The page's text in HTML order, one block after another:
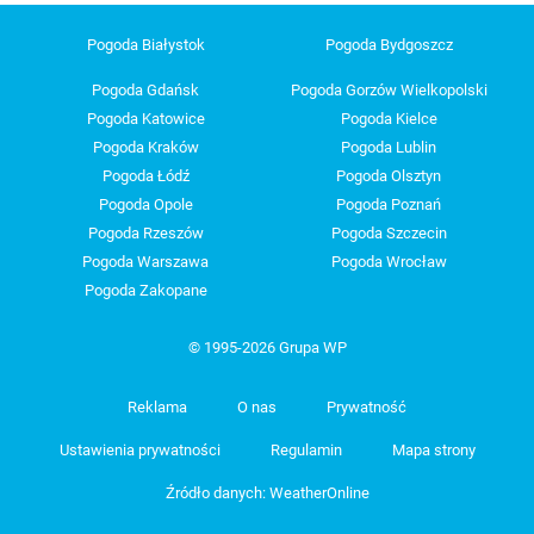
Pogoda Białystok Pogoda Bydgoszcz
Pogoda Gdańsk
Pogoda Gorzów Wielkopolski
Pogoda Katowice
Pogoda Kielce
Pogoda Kraków
Pogoda Lublin
Pogoda Łódź
Pogoda Olsztyn
Pogoda Opole
Pogoda Poznań
Pogoda Rzeszów
Pogoda Szczecin
Pogoda Warszawa
Pogoda Wrocław
Pogoda Zakopane
© 1995-2026 Grupa WP
Reklama O nas Prywatność
Ustawienia prywatności Regulamin Mapa strony
Źródło danych: WeatherOnline